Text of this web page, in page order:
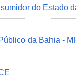
do Estado
da Bahia -